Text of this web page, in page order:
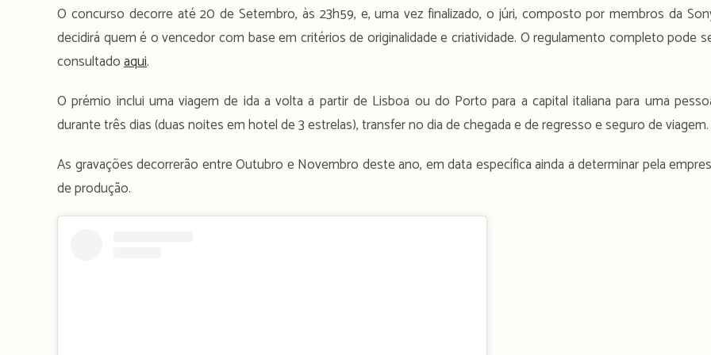
O concurso decorre até 20 de Setembro, às 23h59, e, uma vez finalizado, o júri, composto por membros da
decidirá quem é o vencedor com base em critérios de originalidade e criatividade. O regulamento completo pode
consultadoaqui.
O prémio inclui uma viagem de ida a volta a partir de Lisboa ou do Porto para a capital italiana para uma
durante três dias (duas noites em hotel de 3 estrelas), transfer no dia de chegada e de regresso e seguro de viagem.
As gravações decorrerão entre Outubro e Novembro deste ano, em data específica ainda a determinar pela
de produção.